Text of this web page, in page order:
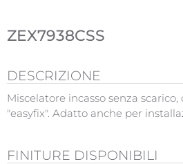
ZEX7938CSS
DESCRIZIONE
Miscelatore incasso senza scarico,
"easyfix". Adatto anche per
FINITURE DISPONIBILI